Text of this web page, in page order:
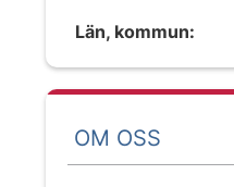
Län, kommun:
OM OSS